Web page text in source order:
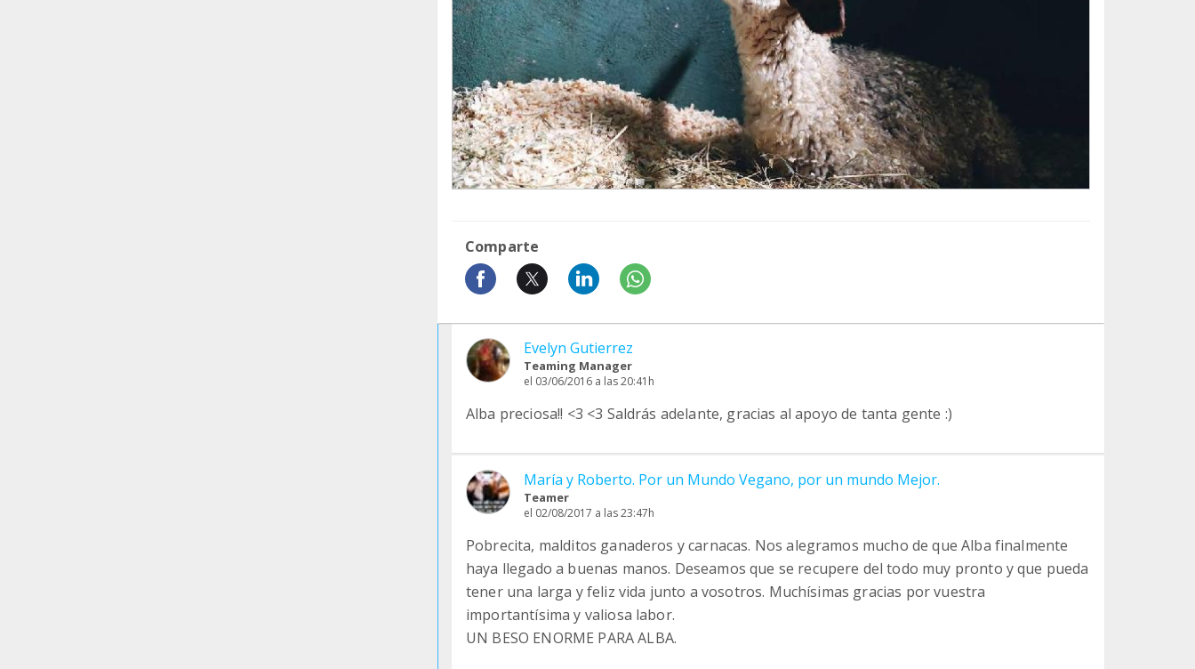
Comparte
Evelyn Gutierrez
Teaming Manager
el 03/06/2016 a las 20:41h
Alba preciosa!! <3 <3 Saldrás adelante, gracias al apoyo de tanta gente :)
María y Roberto. Por un Mundo Vegano, por un mundo Mejor.
Teamer
el 02/08/2017 a las 23:47h
Pobrecita, malditos ganaderos y carnacas. Nos alegramos mucho de que Alba finalmente
haya llegado a buenas manos. Deseamos que se recupere del todo muy pronto y que pueda
tener una larga y feliz vida junto a vosotros. Muchísimas gracias por vuestra
importantísima y valiosa labor.
UN BESO ENORME PARA ALBA.